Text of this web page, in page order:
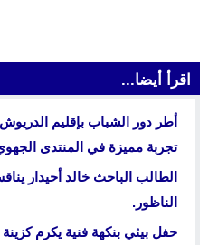
اقرأ أيضا...
أطر دور الشباب بإقليم
تجربة مميزة في المنتدى
الطالب الباحث خالد أحيدار
الناظور.
حفل بيئي بنكهة فنية يكرم